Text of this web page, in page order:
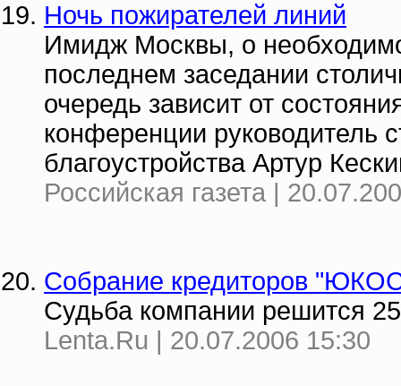
Ночь пожирателей линий
Имидж Москвы, о
последнем заседании
очередь зависит от
конференции руководитель
благоустройства Артур
Российская газета |
Собрание кредиторов
Судьба компании решится
Lenta.Ru | 20.07.2006 15:30